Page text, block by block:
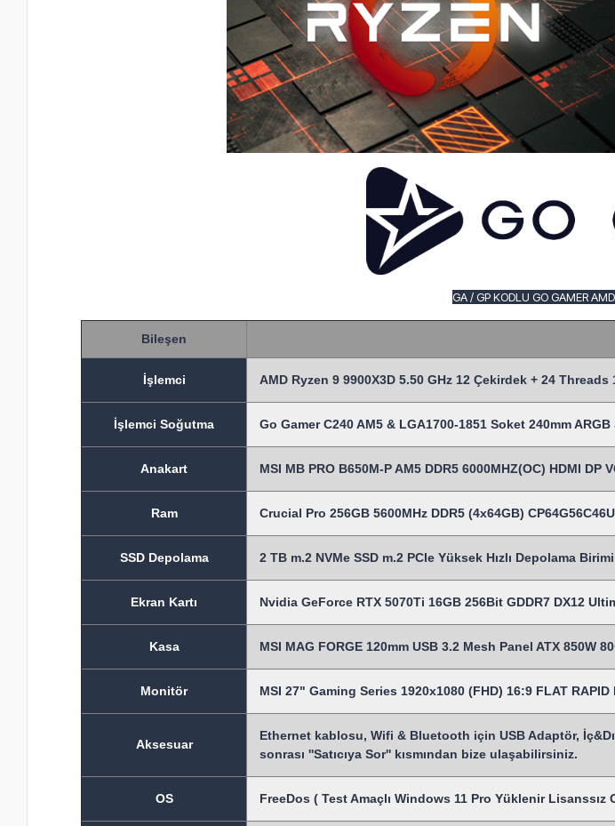
GA / GP KODLU GO GAMER
Bileşen
İşlemci AMD Ryzen 9 9900X3D 5.50 GHz 12 Çekirdek + 24
İşlemci Soğutma Go Gamer C240 AM5 & LGA1700-1851 Soket 240mm
Anakart MSI MB PRO B650M-P AM5 DDR5 6000MHZ(OC) HDMI DP
Ram Crucial Pro 256GB 5600MHz DDR5 (4x64GB)
SSD Depolama 2 TB m.2 NVMe SSD m.2 PCIe Yüksek Hızlı Depolama Birimi
Ekran Kartı Nvidia GeForce RTX 5070Ti 16GB 256Bit GDDR7 DX12
Kasa MSI MAG FORGE 120mm USB 3.2 Mesh Panel ATX 850W
Monitör MSI 27" Gaming Series 1920x1080 (FHD) 16:9 FLAT RAPID
Aksesuar
Ethernet kablosu, Wifi & Bluetooth için USB Adaptör,
sonrası ''Satıcıya Sor'' kısmından bize ulaşabilirsiniz.
OS FreeDos ( Test Amaçlı Windows 11 Pro Yüklenir Lisanssız